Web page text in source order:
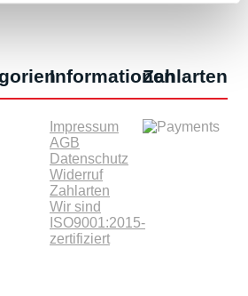
Informationen
Impressum
AGB
Datenschutz
Widerruf
Zahlarten
Wir sind
ISO9001:2015-
zertifiziert
Zahlarten